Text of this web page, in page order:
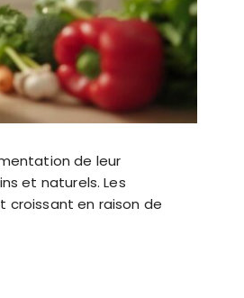
de leur
et naturels. Les
croissant en raison de